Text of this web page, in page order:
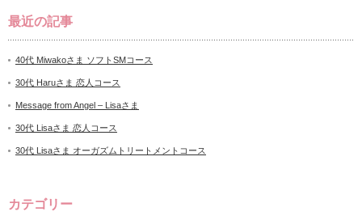
最近の記事
40代 Miwakoさま ソフトSMコース
30代 Haruさま 恋人コース
Message from Angel – Lisaさま
30代 Lisaさま 恋人コース
30代 Lisaさま オーガズムトリートメントコース
カテゴリー